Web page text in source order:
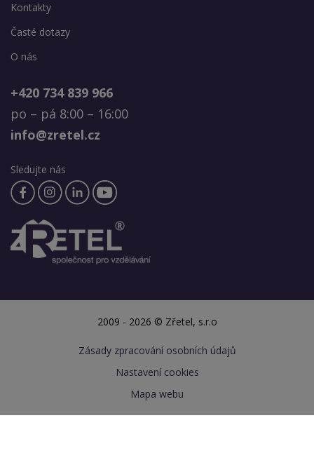
Kontakty
Časté dotazy
O nás
+420 734 839 966
po – pá 8:00 – 16:00
info@zretel.cz
Sledujte nás
2009 - 2026 © Zřetel, s.r.o
Zásady zpracování osobních údajů
Nastavení cookies
Mapa webu